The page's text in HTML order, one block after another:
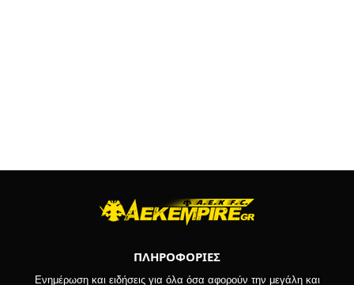
ΠΛΗΡΟΦΟΡΙΕΣ
Ενημέρωση και ειδήσεις για όλα όσα αφορούν την μεγάλη και